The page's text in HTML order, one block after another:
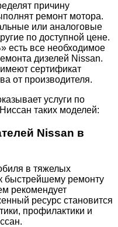
причину
ремонт мотора.
или аналоговые
по доступной цене.
все необходимое
дизелей Nissan.
сертификат
от производителя.
услуги по
таких моделей:
Nissan в
в тяжелых
быстрейшему ремонту
рекомендует
ресурс становится
профилактики и